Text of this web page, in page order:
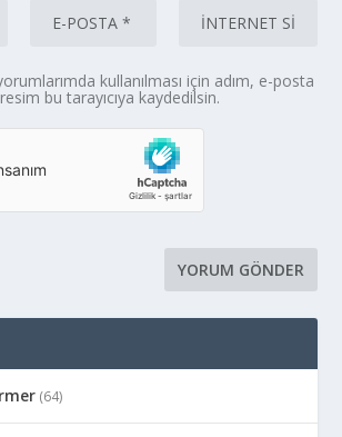
kullanılması için adım, e-posta
bu tarayıcıya kaydedilsin.
(64)